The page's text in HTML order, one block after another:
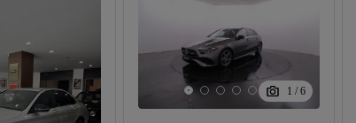
1 / 6